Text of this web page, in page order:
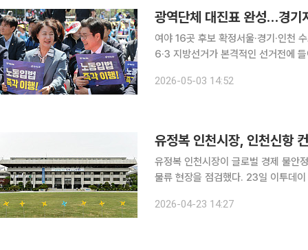
광역단체 대진표 완성…경기
여야 16곳 후보 확정서울·경기·인천 수도권 승부처 부상 광역단체
6·3 지방선거가 본격적인 선거전에 들어갔다. 국민의힘이 경기도지사 후보로 양
2026-05-03 14:52
유정복 인천시장이 글로벌 경제 불안
물류 현장을 점검했다. 23일 이투데이 취재를 종합하면, 인천광역시는 이날 유정복 시장이 인천신
청취했다고 밝혔다. 이번 방문은 국
2026-04-23 14:27